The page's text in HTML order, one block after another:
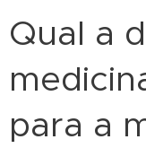
Qual a
para a